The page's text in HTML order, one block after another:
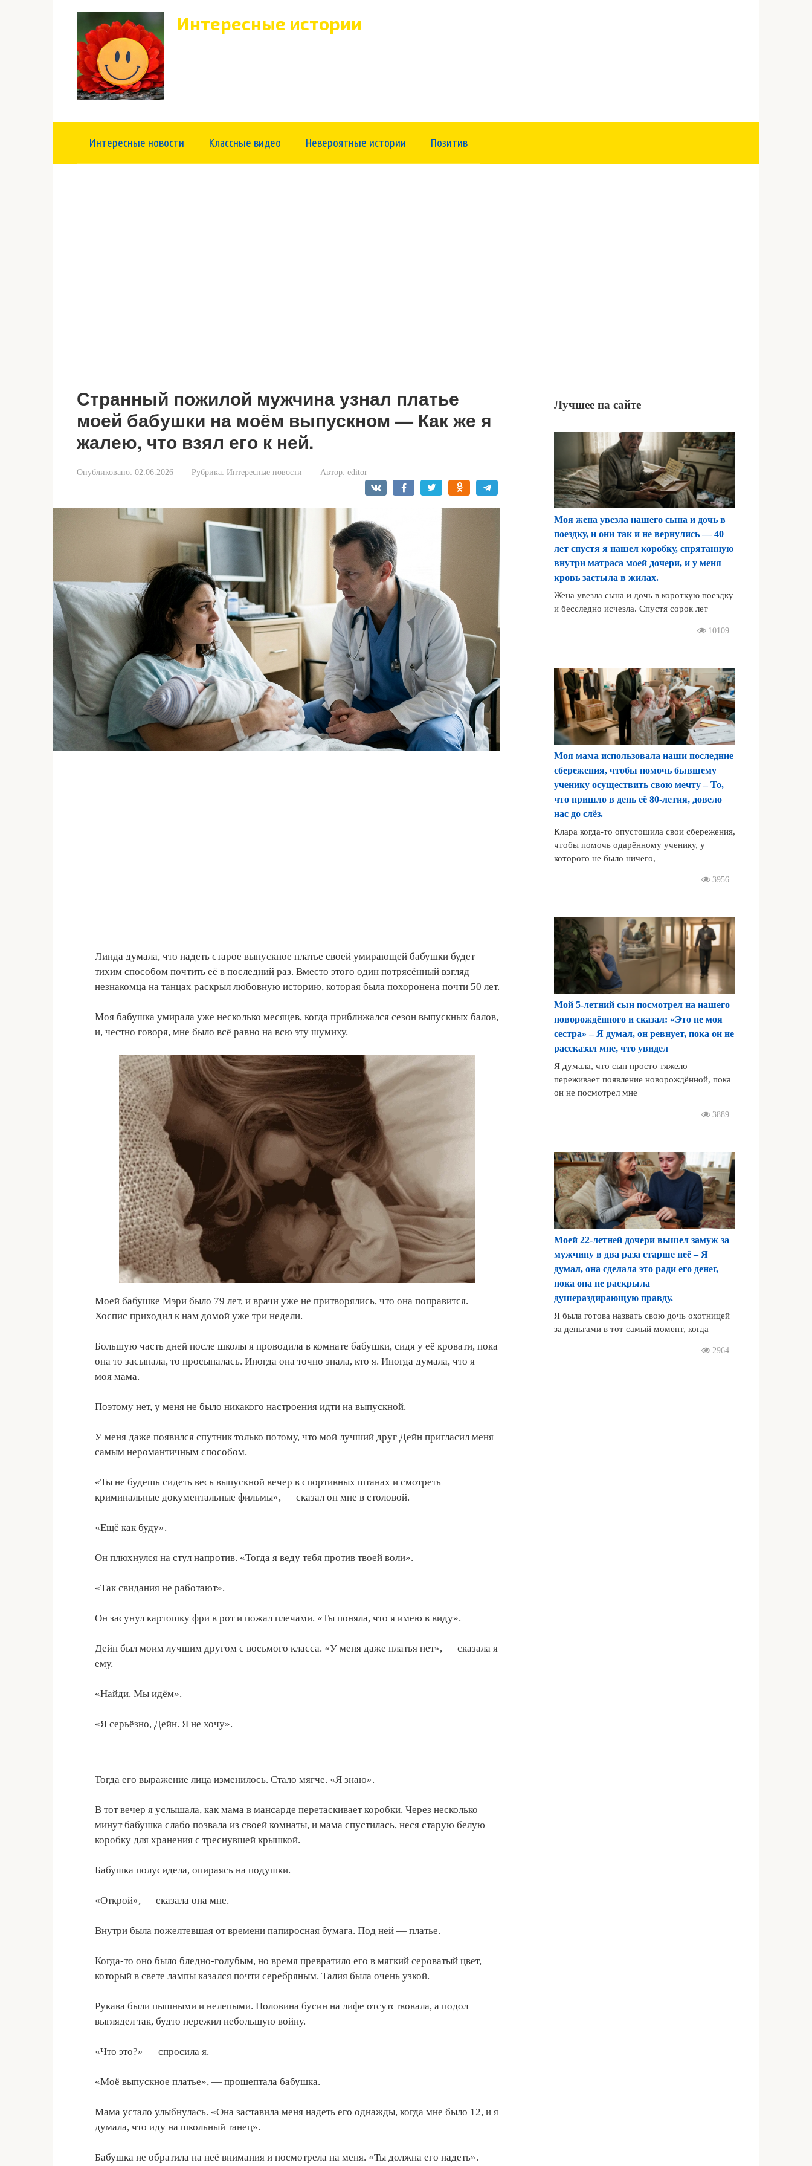
Интересные истории
Интересные новости Классные видео Невероятные истории Позитив
Странный пожилой мужчина узнал платье
моей бабушки на моём выпускном — Как же я
жалею, что взял его к ней.
Опубликовано: 02.06.2026 Рубрика: Интересные новости Автор: editor
Линда думала, что надеть старое выпускное платье своей умирающей бабушки будет
тихим способом почтить её в последний раз. Вместо этого один потрясённый взгляд
незнакомца на танцах раскрыл любовную историю, которая была похоронена почти 50 лет.
Моя бабушка умирала уже несколько месяцев, когда приближался сезон выпускных балов,
и, честно говоря, мне было всё равно на всю эту шумиху.
Моей бабушке Мэри было 79 лет, и врачи уже не притворялись, что она поправится.
Хоспис приходил к нам домой уже три недели.
Большую часть дней после школы я проводила в комнате бабушки, сидя у её кровати, пока
она то засыпала, то просыпалась. Иногда она точно знала, кто я. Иногда думала, что я —
моя мама.
Поэтому нет, у меня не было никакого настроения идти на выпускной.
У меня даже появился спутник только потому, что мой лучший друг Дейн пригласил меня
самым неромантичным способом.
«Ты не будешь сидеть весь выпускной вечер в спортивных штанах и смотреть
криминальные документальные фильмы», — сказал он мне в столовой.
«Ещё как буду».
Он плюхнулся на стул напротив. «Тогда я веду тебя против твоей воли».
«Так свидания не работают».
Он засунул картошку фри в рот и пожал плечами. «Ты поняла, что я имею в виду».
Дейн был моим лучшим другом с восьмого класса. «У меня даже платья нет», — сказала я
ему.
«Найди. Мы идём».
«Я серьёзно, Дейн. Я не хочу».
Тогда его выражение лица изменилось. Стало мягче. «Я знаю».
В тот вечер я услышала, как мама в мансарде перетаскивает коробки. Через несколько
минут бабушка слабо позвала из своей комнаты, и мама спустилась, неся старую белую
коробку для хранения с треснувшей крышкой.
Бабушка полусидела, опираясь на подушки.
«Открой», — сказала она мне.
Внутри была пожелтевшая от времени папиросная бумага. Под ней — платье.
Когда-то оно было бледно-голубым, но время превратило его в мягкий сероватый цвет,
который в свете лампы казался почти серебряным. Талия была очень узкой.
Рукава были пышными и нелепыми. Половина бусин на лифе отсутствовала, а подол
выглядел так, будто пережил небольшую войну.
«Что это?» — спросила я.
«Моё выпускное платье», — прошептала бабушка.
Мама устало улыбнулась. «Она заставила меня надеть его однажды, когда мне было 12, и я
думала, что иду на школьный танец».
Бабушка не обратила на неё внимания и посмотрела на меня. «Ты должна его надеть».
Лучшее на сайте
Моя жена увезла нашего сына и дочь в
поездку, и они так и не вернулись — 40
лет спустя я нашел коробку, спрятанную
внутри матраса моей дочери, и у меня
кровь застыла в жилах.
Жена увезла сына и дочь в короткую поездку
и бесследно исчезла. Спустя сорок лет
10109
Моя мама использовала наши последние
сбережения, чтобы помочь бывшему
ученику осуществить свою мечту – То,
что пришло в день её 80-летия, довело
нас до слёз.
Клара когда-то опустошила свои сбережения,
чтобы помочь одарённому ученику, у
которого не было ничего,
3956
Мой 5-летний сын посмотрел на нашего
новорождённого и сказал: «Это не моя
сестра» – Я думал, он ревнует, пока он не
рассказал мне, что увидел
Я думала, что сын просто тяжело
переживает появление новорождённой, пока
он не посмотрел мне
3889
Моей 22-летней дочери вышел замуж за
мужчину в два раза старше неё – Я
думал, она сделала это ради его денег,
пока она не раскрыла
душераздирающую правду.
Я была готова назвать свою дочь охотницей
за деньгами в тот самый момент, когда
2964